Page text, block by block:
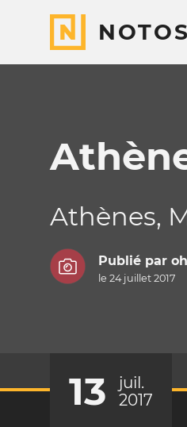
NOTOS
Athènes,
Publié par
le 24 juillet 2017
13
juil.
2017